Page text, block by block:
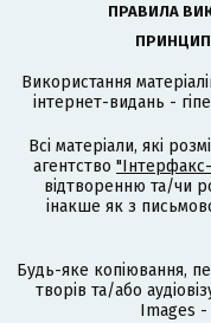
ПРАВИЛА
Використання
інтернет-видань -
Всі матеріали, які
агентство
відтворенню та/чи
інакше як з
Будь-яке копіювання,
творів та/або
Images -